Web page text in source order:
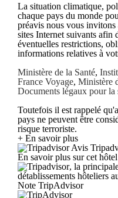
La situation climatique,
chaque pays du monde
préavis nous vous
sites Internet suivants afin
éventuelles restrictions,
informations relatives à
Ministère de la Santé,
France Voyage, Ministère
Documents légaux pour
Toutefois il est rappelé
pays ne peuvent être
risque terroriste.
+ En savoir plus
Avis
En savoir plus sur cet
, la
détablissements hôteliers
Note TripAdvisor